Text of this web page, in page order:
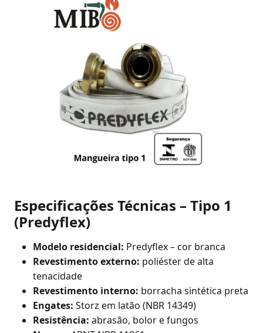
Especificações Técnicas – Tipo 1
(Predyflex)
Modelo residencial: Predyflex – cor branca
Revestimento externo: poliéster de alta
tenacidade
Revestimento interno: borracha sintética preta
Engates: Storz em latão (NBR 14349)
Resistência: abrasão, bolor e fungos